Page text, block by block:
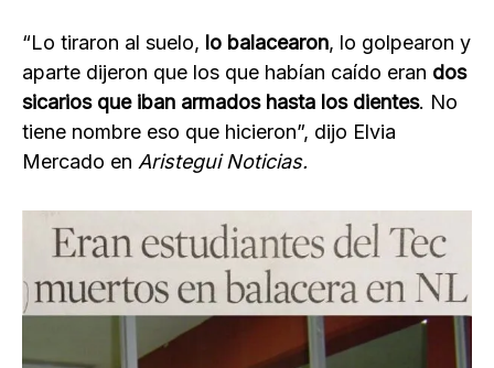
“Lo tiraron al suelo, lo balacearon, lo golpearon y
aparte dijeron que los que habían caído eran dos
sicarios que iban armados hasta los dientes. No
tiene nombre eso que hicieron”, dijo Elvia
Mercado en Aristegui Noticias.